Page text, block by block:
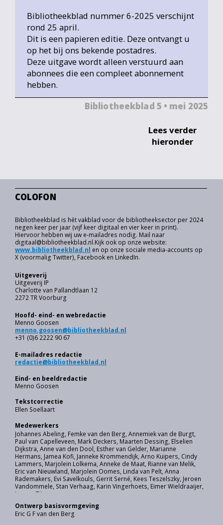
Bibliotheekblad 5 • mei 2025
Lees verder
hieronder
Bibliotheekblad nummer 6-2025 verschijnt
rond 25 april.
Dit is een papieren editie. Deze ontvangt u
op het bij ons bekende postadres.
Deze uitgave wordt alleen verstuurd aan
abonnees die een compleet abonnement
hebben.
Eric G F van den Berg
Ontwerp basisvormgeving
Johannes Abeling, Femke van den Berg, Annemiek van de Burgt,
Paul van Capelleveen, Mark Deckers, Maarten Dessing, Elselien
Dijkstra, Anne van den Dool, Esther van Gelder, Marianne
Hermans, Jamea Kofi, Janneke Krommendijk, Arno Kuipers, Cindy
Lammers, Marjolein Lolkema, Anneke de Maat, Rianne van Melik,
Eric van Nieuwland, Marjolein Oomes, Linda van Pelt, Anna
Rademakers, Evi Savelkouls, Gerrit Serné, Kees Teszelszky, Jeroen
Vandommele, Stan Verhaag, Karin Vingerhoets, Eimer Wieldraaijer,
Ivonne Zijp.
Medewerkers
Ellen Soellaart
Tekstcorrectie
Menno Goosen
Eind- en beeldredactie
redactie@bibliotheekblad.nl
E-mailadres redactie
Menno Goosen
menno.goosen@bibliotheekblad.nl
+31 (0)6 2222 90 67
Hoofd- eind- en webredactie
Uitgeverij IP
Charlotte van Pallandtlaan 12
2272 TR Voorburg
Uitgeverij
Bibliotheekblad is hét vakblad voor de bibliotheeksector per 2024
negen keer per jaar (vijf keer digitaal en vier keer in print).
Hiervoor hebben wij uw e-mailadres nodig. Mail naar
digitaal@bibliotheekblad.nl.Kijk ook op onze website:
www.bibliotheekblad.nl en op onze sociale media-accounts op
X (voormalig Twitter), Facebook en LinkedIn.
COLOFON